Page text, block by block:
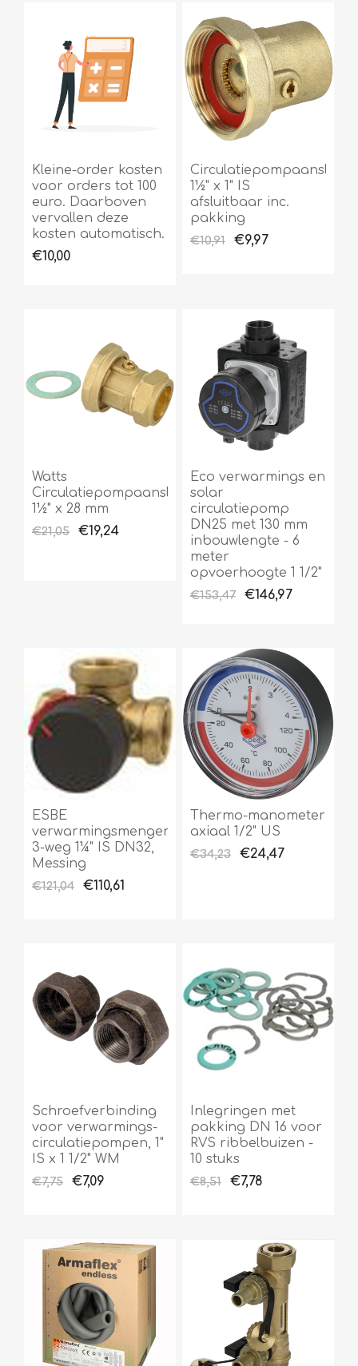
Kleine-order kosten
voor orders tot 100
euro. Daarboven
vervallen deze
kosten automatisch.
€10,00
1½" x 1" IS
afsluitbaar inc.
pakking
€10,91 €9,97
Watts
Circulatiepompaansluiting
1½" x 28 mm
€21,05 €19,24
Eco verwarmings en
solar
circulatiepomp
DN25 met 130 mm
inbouwlengte - 6
meter
opvoerhoogte 1 1/2"
€153,47 €146,97
ESBE
verwarmingsmenger
3-weg 1¼" IS DN32,
Messing
€121,04 €110,61
Thermo-manometer
axiaal 1/2" US
€34,23 €24,47
Schroefverbinding
voor verwarmings-
circulatiepompen, 1"
IS x 1 1/2" WM
€7,75 €7,09
Inlegringen met
pakking DN 16 voor
RVS ribbelbuizen -
10 stuks
€8,51 €7,78